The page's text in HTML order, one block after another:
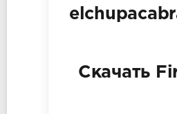
Скачать